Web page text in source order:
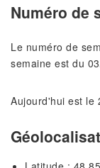
Numéro de
Le numéro de
semaine est du
Aujourd'hui est le